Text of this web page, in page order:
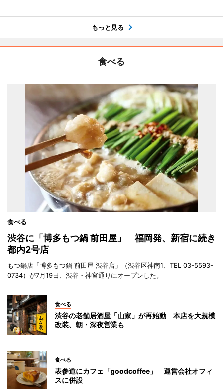
もっと見る
食べる
食べる
渋谷に「博多もつ鍋 前田屋」 福岡発、新宿に続き
都内2号店
もつ鍋店「博多もつ鍋 前田屋 渋谷店」（渋谷区神南1、TEL 03-5593-
0734）が7月19日、渋谷・神宮通りにオープンした。
食べる
渋谷の老舗居酒屋「山家」が再始動 本店を大規模
改装、朝・深夜営業も
食べる
表参道にカフェ「goodcoffee」 運営会社オフィ
スに併設